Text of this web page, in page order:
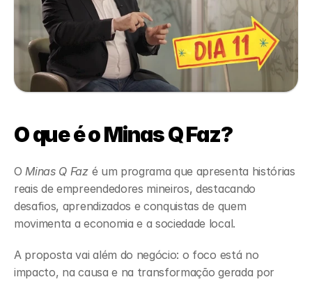
O que é o Minas Q Faz?
O Minas Q Faz é um programa que apresenta histórias
reais de empreendedores mineiros, destacando
desafios, aprendizados e conquistas de quem
movimenta a economia e a sociedade local.
A proposta vai além do negócio: o foco está no
impacto, na causa e na transformação gerada por